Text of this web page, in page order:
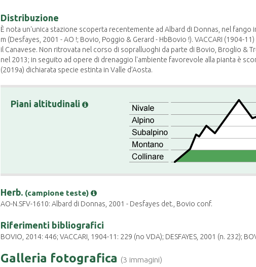
Distribuzione
È nota un'unica stazione scoperta recentemente ad Albard di Donnas, nel fango
m (Desfayes, 2001 - AO !; Bovio, Poggio & Gerard - HbBovio !). VACCARI (1904-
il Canavese. Non ritrovata nel corso di sopralluoghi da parte di Bovio, Broglio &
nel 2013; in seguito ad opere di drenaggio l'ambiente favorevole alla pianta è
(2019a) dichiarata specie estinta in Valle d’Aosta.
Piani altitudinali
Herb. (campione teste)
AO-N.SFV-1610: Albard di Donnas, 2001 - Desfayes det., Bovio conf.
Riferimenti bibliografici
BOVIO, 2014: 446; VACCARI, 1904-11: 229 (no VDA); DESFAYES, 2001 (n. 232);
Galleria fotografica (3 immagini)